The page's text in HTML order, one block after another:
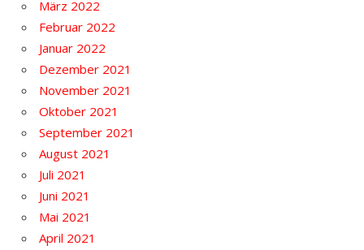
März 2022
Februar 2022
Januar 2022
Dezember 2021
November 2021
Oktober 2021
September 2021
August 2021
Juli 2021
Juni 2021
Mai 2021
April 2021